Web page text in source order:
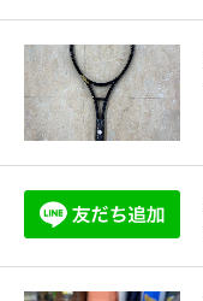
お問い合わせ